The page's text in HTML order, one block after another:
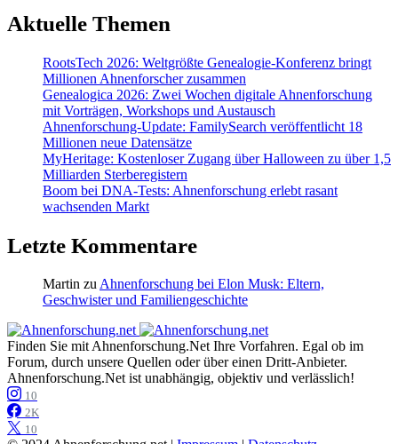
Aktuelle Themen
RootsTech 2026: Weltgrößte Genealogie-Konferenz bringt
Millionen Ahnenforscher zusammen
Genealogica 2026: Zwei Wochen digitale Ahnenforschung
mit Vorträgen, Workshops und Austausch
Ahnenforschung-Update: FamilySearch veröffentlicht 18
Millionen neue Datensätze
MyHeritage: Kostenloser Zugang über Halloween zu über 1,5
Milliarden Sterberegistern
Boom bei DNA-Tests: Ahnenforschung erlebt rasant
wachsenden Markt
Letzte Kommentare
Martin zuAhnenforschung bei Elon Musk: Eltern,
Geschwister und Familiengeschichte
Finden Sie mit Ahnenforschung.Net Ihre Vorfahren. Egal ob im
Forum, durch unsere Quellen oder über einen Dritt-Anbieter.
Ahnenforschung.Net ist unabhängig, objektiv und verlässlich!
10
2K
10